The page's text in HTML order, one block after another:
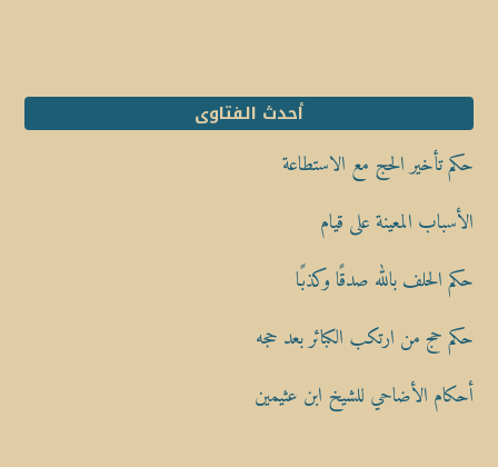
أحدث الفتاوى
حكم تأخير الحج مع الاستطاعة
الأسباب المعينة على قيام
حكم الحلف بالله صدقًا وكذبًا
حكم حج من ارتكب الكبائر بعد حجه
أحكام الأضاحي للشيخ ابن عثيمين